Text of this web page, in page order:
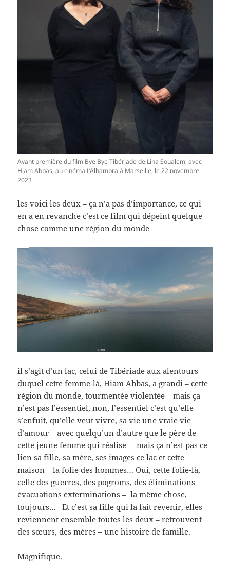
Avant première du film Bye Bye Tibériade de Lina Soualem, avec
Hiam Abbas, au cinéma L’Alhambra à Marseille, le 22 novembre
2023
les voici les deux – ça n’a pas d’importance, ce qui
en a en revanche c’est ce film qui dépeint quelque
chose comme une région du monde
il s’agit d’un lac, celui de Tibériade aux alentours
duquel cette femme-là, Hiam Abbas, a grandi – cette
région du monde, tourmentée violentée – mais ça
n’est pas l’essentiel, non, l’essentiel c’est qu’elle
s’enfuit, qu’elle veut vivre, sa vie une vraie vie
d’amour – avec quelqu’un d’autre que le père de
cette jeune femme qui réalise – mais ça n’est pas ce
lien sa fille, sa mère, ses images ce lac et cette
maison – la folie des hommes… Oui, cette folie-là,
celle des guerres, des pogroms, des éliminations
évacuations exterminations – la même chose,
toujours… Et c’est sa fille qui la fait revenir, elles
reviennent ensemble toutes les deux – retrouvent
des sœurs, des mères – une histoire de famille.
Magnifique.